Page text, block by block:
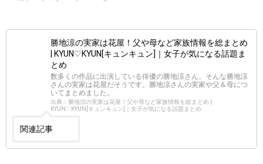
勝地涼の実家は花屋！父や母など家族情報を総まとめ
| KYUN♡KYUN[キュンキュン]｜女子が気になる話題ま
とめ
数多くの作品に出演している俳優の勝地涼さん。そんな勝地涼
さんの実家は花屋だそうです。勝地涼さんの実家や父＆母につ
いてまとめました。
出典：勝地涼の実家は花屋！父や母など家族情報を総まとめ |
KYUN♡KYUN[キュンキュン]｜女子が気になる話題まとめ
関連記事